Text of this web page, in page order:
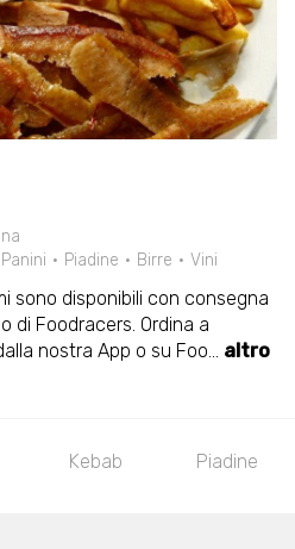
Panini Piadine Birre Vini
sono disponibili con consegna
di Foodracers. Ordina a
nostra App o su Foo... altro
Kebab Piadine